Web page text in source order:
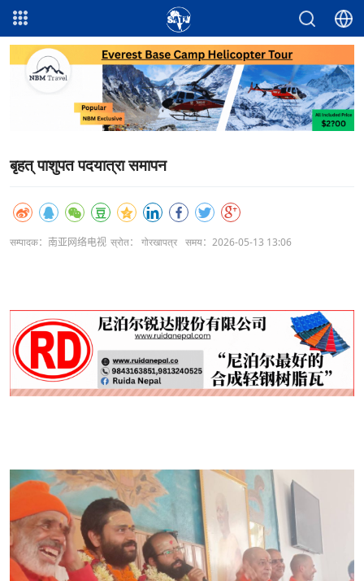
बृहत् पाशुपत पदयात्रा समापन
सम्पादक：南亚网络电视 स्रोत： गोरखापत्र समय：2026-05-13 13:06